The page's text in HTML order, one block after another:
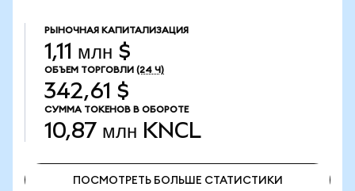
РЫНОЧНАЯ КАПИТАЛИЗАЦИЯ
1,11 млн $
ОБЪЕМ ТОРГОВЛИ (24 Ч)
342,61 $
СУММА ТОКЕНОВ В ОБОРОТЕ
10,87 млн KNCL
ПОСМОТРЕТЬ БОЛЬШЕ СТАТИСТИКИ